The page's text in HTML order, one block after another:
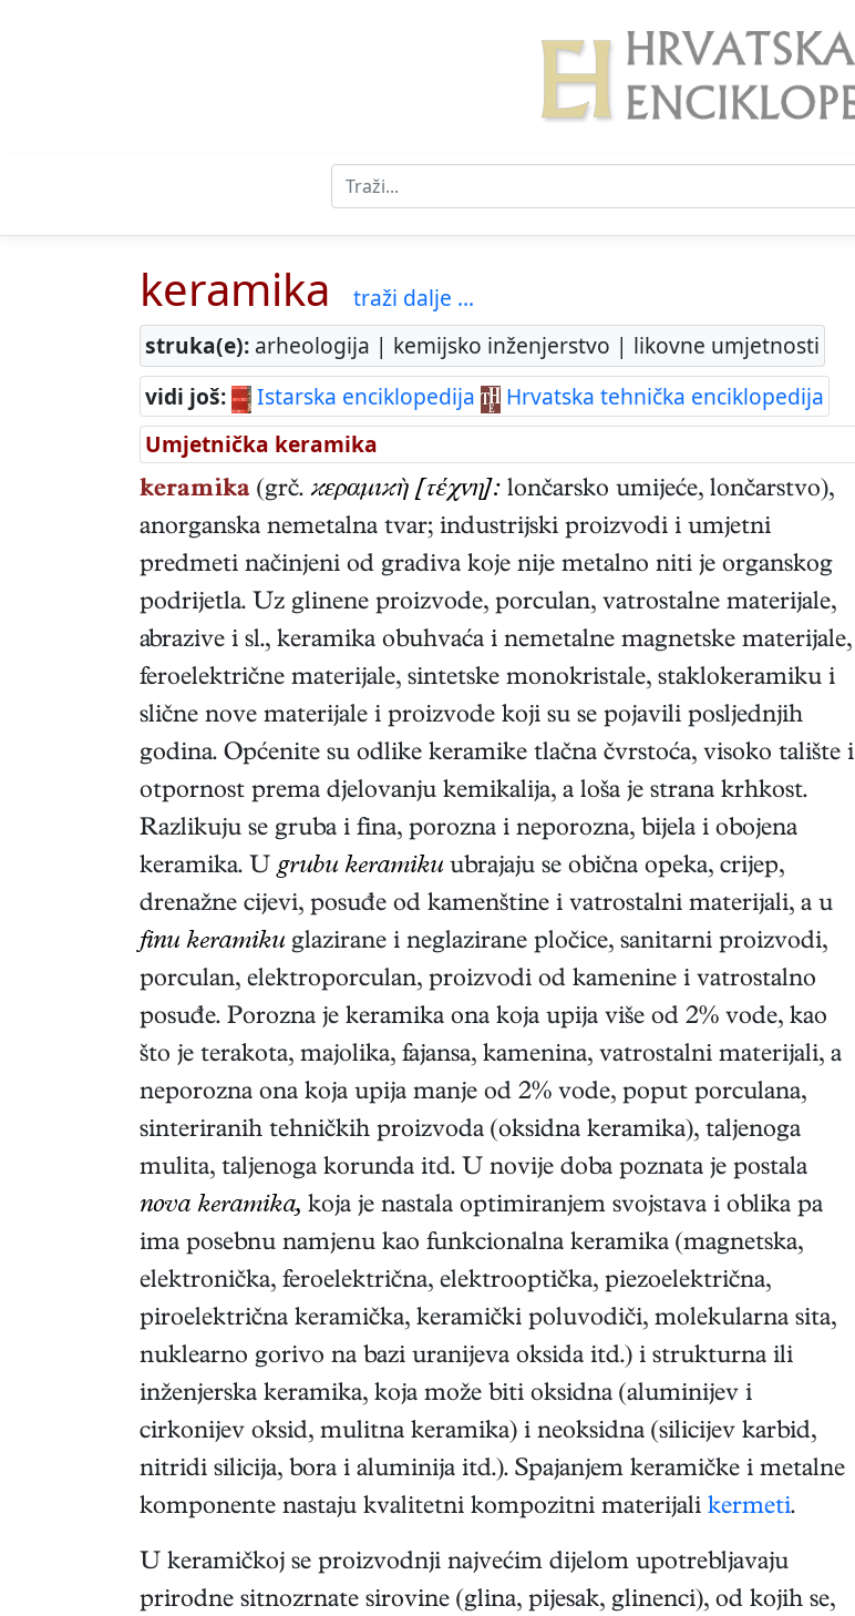
keramika
traži dalje ...
struka(e): arheologija | kemijsko inženjerstvo | likovne umjetnosti
vidi još:
Istarska enciklopedija
Hrvatska tehnička enciklopedija
Umjetnička keramika
keramika (grč. ϰεραμıϰὴ [τέχνη]: lončarsko umijeće, lončarstvo),
anorganska nemetalna tvar; industrijski proizvodi i umjetni
predmeti načinjeni od gradiva koje nije metalno niti je organskog
podrijetla. Uz glinene proizvode, porculan, vatrostalne materijale,
abrazive i sl., keramika obuhvaća i nemetalne magnetske materijale,
feroelektrične materijale, sintetske monokristale, staklokeramiku i
slične nove materijale i proizvode koji su se pojavili posljednjih
godina. Općenite su odlike keramike tlačna čvrstoća, visoko talište i
otpornost prema djelovanju kemikalija, a loša je strana krhkost.
Razlikuju se gruba i fina, porozna i neporozna, bijela i obojena
keramika. Ugrubu keramiku ubrajaju se obična opeka, crijep,
drenažne cijevi, posuđe od kamenštine i vatrostalni materijali, a u
finu keramiku glazirane i neglazirane pločice, sanitarni proizvodi,
porculan, elektroporculan, proizvodi od kamenine i vatrostalno
posuđe. Porozna je keramika ona koja upija više od 2% vode, kao
što je terakota, majolika, fajansa, kamenina, vatrostalni materijali, a
neporozna ona koja upija manje od 2% vode, poput porculana,
sinteriranih tehničkih proizvoda (oksidna keramika), taljenoga
mulita, taljenoga korunda itd. U novije doba poznata je postala
nova keramika, koja je nastala optimiranjem svojstava i oblika pa
ima posebnu namjenu kao funkcionalna keramika (magnetska,
elektronička, feroelektrična, elektrooptička, piezoelektrična,
piroelektrična keramička, keramički poluvodiči, molekularna sita,
nuklearno gorivo na bazi uranijeva oksida itd.) i strukturna ili
inženjerska keramika, koja može biti oksidna (aluminijev i
cirkonijev oksid, mulitna keramika) i neoksidna (silicijev karbid,
nitridi silicija, bora i aluminija itd.). Spajanjem keramičke i metalne
komponente nastaju kvalitetni kompozitni materijali kermeti.
U keramičkoj se proizvodnji najvećim dijelom upotrebljavaju
prirodne sitnozrnate sirovine (glina, pijesak, glinenci), od kojih se,